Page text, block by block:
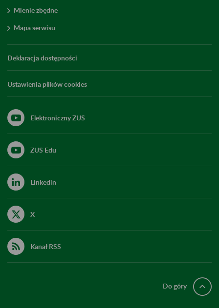
Mienie zbędne
Mapa serwisu
Deklaracja dostępności
Ustawienia plików cookies
Elektroniczny ZUS
ZUS Edu
Linkedin
X
Kanał RSS
Do góry